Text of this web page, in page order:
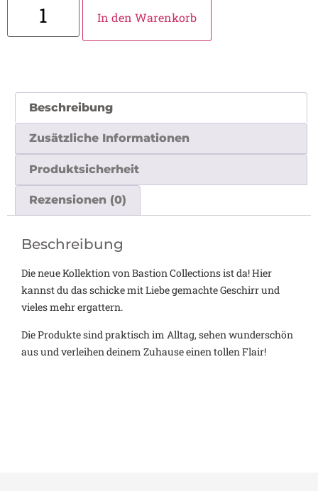
In den Warenkorb
Beschreibung
Zusätzliche Informationen
Produktsicherheit
Rezensionen (0)
Beschreibung
Die neue Kollektion von Bastion Collections ist da! Hier
kannst du das schicke mit Liebe gemachte Geschirr und
vieles mehr ergattern.
Die Produkte sind praktisch im Alltag, sehen wunderschön
aus und verleihen deinem Zuhause einen tollen Flair!